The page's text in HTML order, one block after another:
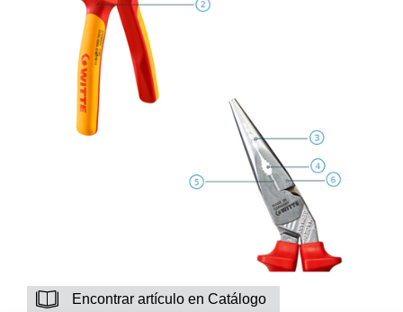
Encontrar artículo en Catálogo